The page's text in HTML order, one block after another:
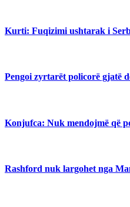
Kurti: Fuqizimi ushtarak i
Pengoi zyrtarët policorë gjatë
Konjufca: Nuk mendojmë që
Rashford nuk largohet nga